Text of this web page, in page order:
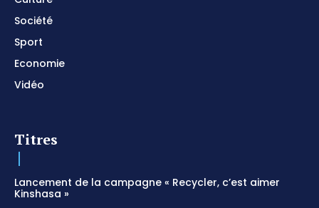
Société
Sport
Economie
Vidéo
Titres
Lancement de la campagne « Recycler, c’est aimer
Kinshasa »